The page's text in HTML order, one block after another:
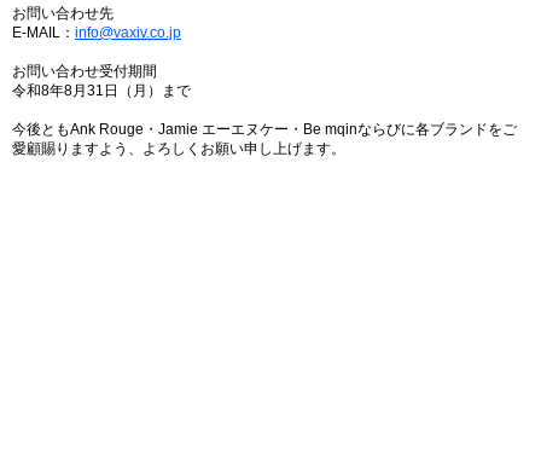
お問い合わせ先
E-MAIL： info@vaxiv.co.jp
お問い合わせ受付期間
令和8年8月31日（月）まで
今後ともAnk Rouge・Jamie エーエヌケー・Be mqinならびに各ブランドをご
愛顧賜りますよう、よろしくお願い申し上げます。